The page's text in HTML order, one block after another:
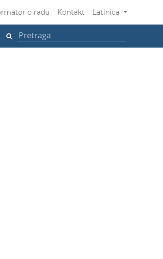
o radu Kontakt Latinica